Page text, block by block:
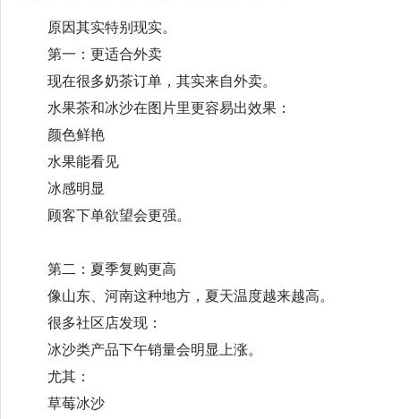
原因其实特别现实。
第一：更适合外卖
现在很多奶茶订单，其实来自外卖。
水果茶和冰沙在图片里更容易出效果：
颜色鲜艳
水果能看见
冰感明显
顾客下单欲望会更强。
第二：夏季复购更高
像山东、河南这种地方，夏天温度越来越高。
很多社区店发现：
冰沙类产品下午销量会明显上涨。
尤其：
草莓冰沙